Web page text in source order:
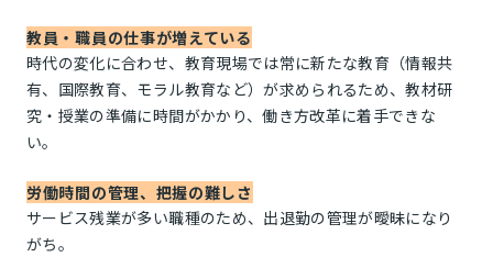
教員・職員の仕事が増えている
時代の変化に合わせ、教育現場では常に新たな教育（情報共
有、国際教育、モラル教育など）が求められるため、教材研
究・授業の準備に時間がかかり、働き方改革に着手できな
い。
労働時間の管理、把握の難しさ
サービス残業が多い職種のため、出退勤の管理が曖昧になり
がち。